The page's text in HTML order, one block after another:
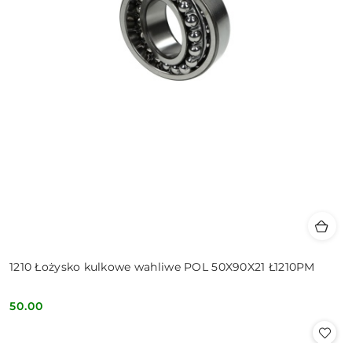
1210 Łożysko kulkowe wahliwe POL 50X90X21 Ł1210PM
Cena:
50.00